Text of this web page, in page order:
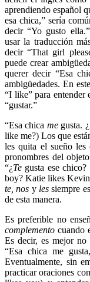
aprendiendo español
esa chica,” sería
decir “Yo gusto
usar la traducción
decir “That girl
puede crear
querer decir “Esa
ambigüedades. En
“I like” para entender
“gustar.”
“Esa chica megusta. ¿
like me?) Los que
les quita el sueño les
pronombres del
“¿Te gusta ese
boy? Katie likes
te, nos y les siempre
de esta manera.
Es preferible no
complemento cuando
Es decir, es mejor no
“Esa chica me
Eventualmente, sin
practicar oraciones